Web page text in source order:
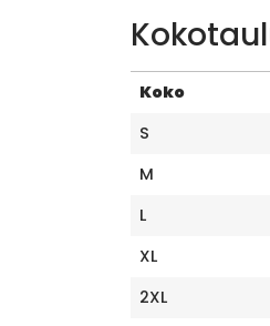
Koko
S
M
L
XL
2XL